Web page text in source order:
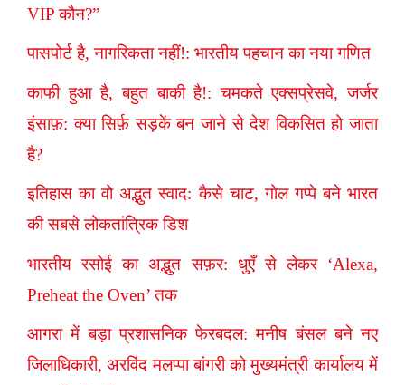
VIP कौन?”
पासपोर्ट है, नागरिकता नहीं!: भारतीय पहचान का नया गणित
काफी हुआ है, बहुत बाकी है!: चमकते एक्सप्रेसवे, जर्जर
इंसाफ़: क्या सिर्फ़ सड़कें बन जाने से देश विकसित हो जाता
है?
इतिहास का वो अद्भुत स्वाद: कैसे चाट, गोल गप्पे बने भारत
की सबसे लोकतांत्रिक डिश
भारतीय रसोई का अद्भुत सफ़र: धुएँ से लेकर ‘Alexa,
Preheat the Oven’ तक
आगरा में बड़ा प्रशासनिक फेरबदल: मनीष बंसल बने नए
जिलाधिकारी, अरविंद मलप्पा बांगरी को मुख्यमंत्री कार्यालय में